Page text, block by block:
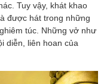
Tuy vậy, khát khao
được hát trong những
túc. Những vở như
diễn, liên hoan của